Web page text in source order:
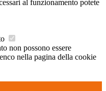
al funzionamento potete
non possono essere
nella pagina della cookie